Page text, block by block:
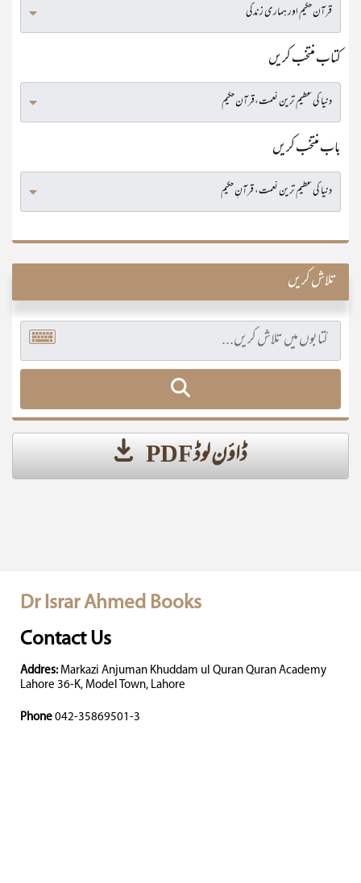
کتاب منتخب کریں
باب منتخب کریں
تلاش کریں
ڈاؤن لوڈ PDF
Dr Israr Ahmed Books
Contact Us
Addres: Markazi Anjuman Khuddam ul Quran Quran Academy
Lahore 36-K, Model Town, Lahore
Phone 042-35869501-3